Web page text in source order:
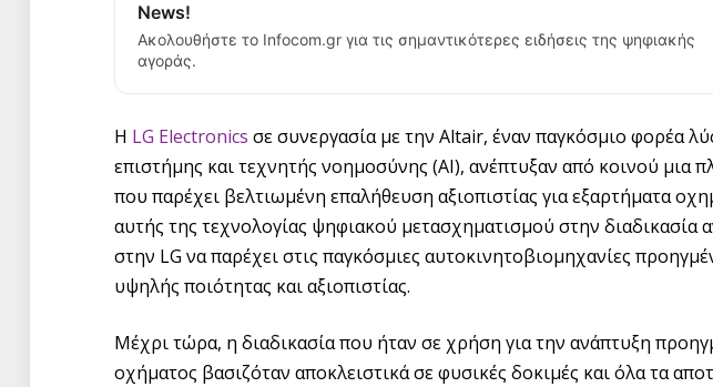
News!
Ακολουθήστε το Infocom.gr για τις σημαντικότερες ειδήσεις της ψηφιακής
αγοράς.
Η LG Electronics σε συνεργασία με την Altair, έναν παγκόσμιο φορέα
επιστήμης και τεχνητής νοημοσύνης (AI), ανέπτυξαν από κοινού μια
που παρέχει βελτιωμένη επαλήθευση αξιοπιστίας για εξαρτήματα
αυτής της τεχνολογίας ψηφιακού μετασχηματισμού στην διαδικασία
στην LG να παρέχει στις παγκόσμιες αυτοκινητοβιομηχανίες
υψηλής ποιότητας και αξιοπιστίας.
Μέχρι τώρα, η διαδικασία που ήταν σε χρήση για την ανάπτυξη
οχήματος βασιζόταν αποκλειστικά σε φυσικές δοκιμές και όλα τα